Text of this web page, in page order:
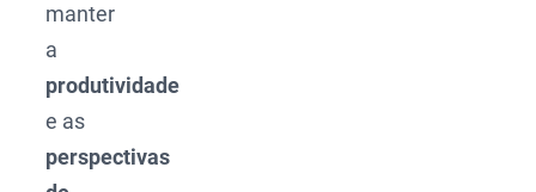
manter
a
produtividade
e as
perspectivas